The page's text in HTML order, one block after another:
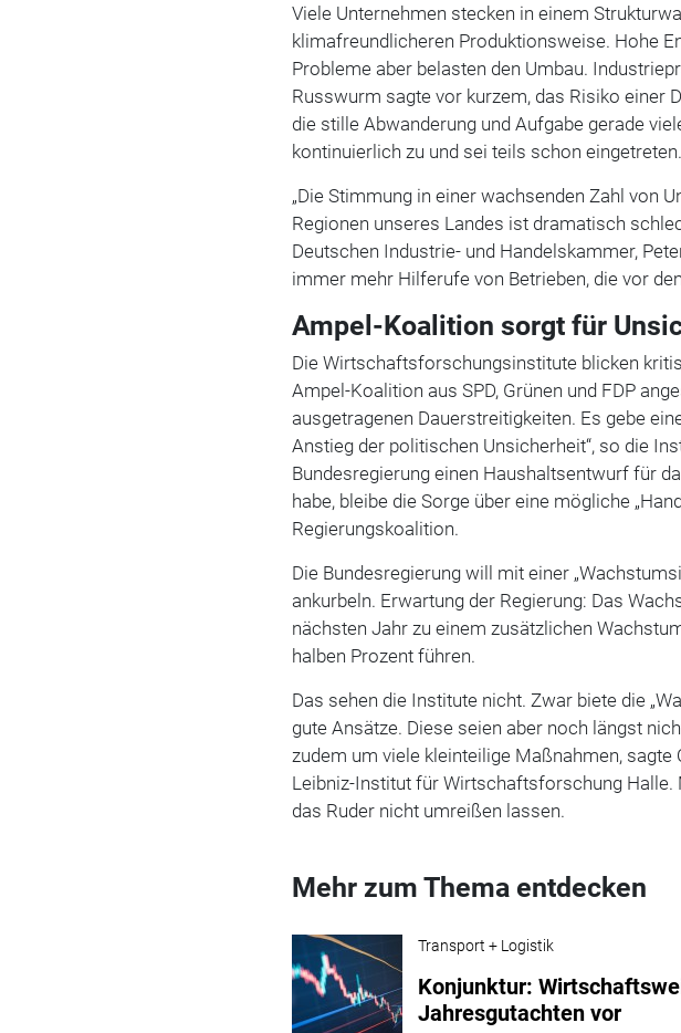
Viele Unternehmen stecken in einem
klimafreundlicheren Produktionsweise. Hohe
Probleme aber belasten den Umbau.
Russwurm sagte vor kurzem, das Risiko einer
die stille Abwanderung und Aufgabe gerade
kontinuierlich zu und sei teils schon eingetreten.
„Die Stimmung in einer wachsenden Zahl von
Regionen unseres Landes ist dramatisch
Deutschen Industrie- und Handelskammer,
immer mehr Hilferufe von Betrieben, die vor
Ampel-Koalition sorgt für
Die Wirtschaftsforschungsinstitute blicken
Ampel-Koalition aus SPD, Grünen und FDP
ausgetragenen Dauerstreitigkeiten. Es gebe
Anstieg der politischen Unsicherheit“, so die
Bundesregierung einen Haushaltsentwurf für
habe, bleibe die Sorge über eine mögliche
Regierungskoalition.
Die Bundesregierung will mit einer
ankurbeln. Erwartung der Regierung: Das
nächsten Jahr zu einem zusätzlichen
halben Prozent führen.
Das sehen die Institute nicht. Zwar biete die
gute Ansätze. Diese seien aber noch längst
zudem um viele kleinteilige Maßnahmen,
Leibniz-Institut für Wirtschaftsforschung Halle.
das Ruder nicht umreißen lassen.
Mehr zum Thema entdecken
Transport + Logistik
Konjunktur:
Jahresgutachten vor